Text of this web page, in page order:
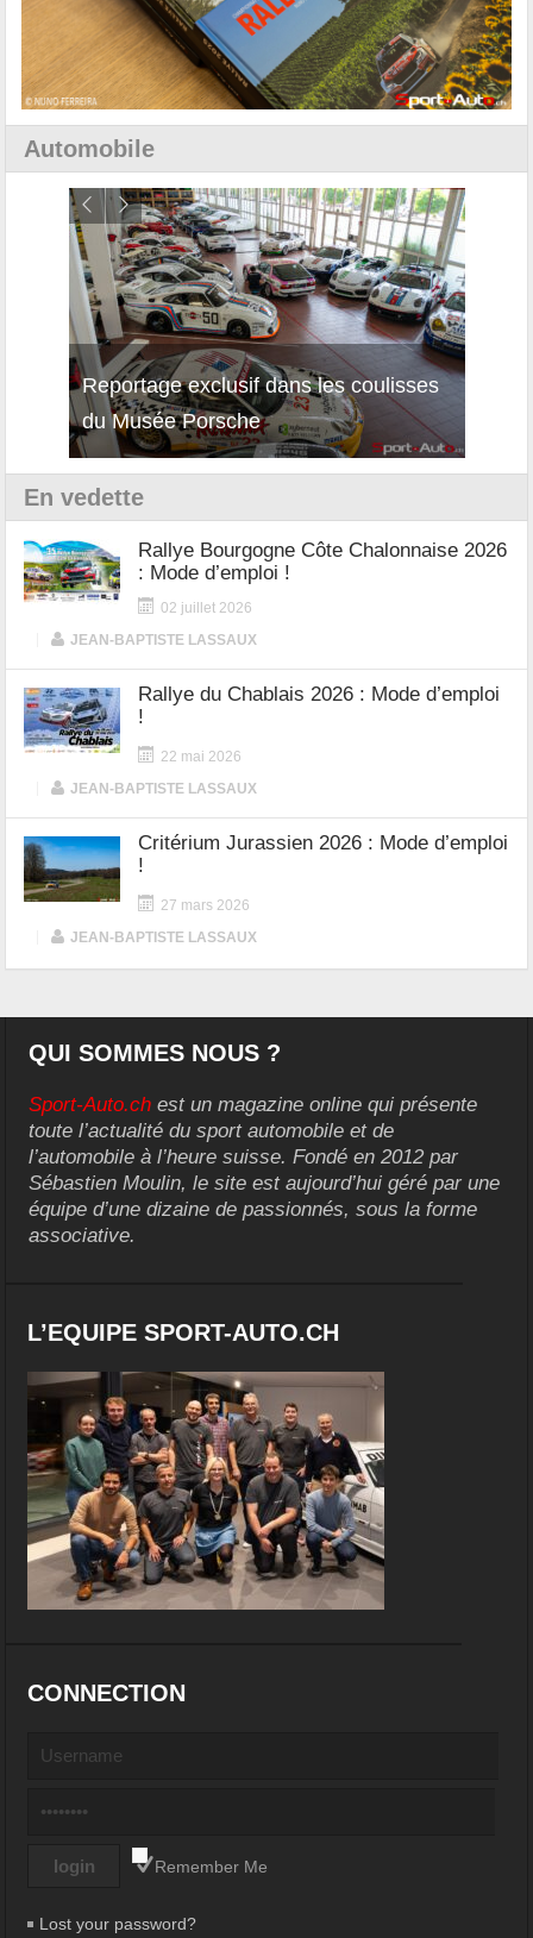
Automobile
Reportage exclusif dans les coulisses
du Musée Porsche
Découverte de la nouvelle Ferrari
12Cilindri Manuale
En vedette
Rallye Bourgogne Côte Chalonnaise 2026
: Mode d’emploi !
02 juillet 2026
JEAN-BAPTISTE LASSAUX
Rallye du Chablais 2026 : Mode d’emploi
!
22 mai 2026
JEAN-BAPTISTE LASSAUX
Critérium Jurassien 2026 : Mode d’emploi
!
27 mars 2026
JEAN-BAPTISTE LASSAUX
QUI SOMMES NOUS ?
Sport-Auto.ch est un magazine online qui présente
toute l’actualité du sport automobile et de
l’automobile à l’heure suisse. Fondé en 2012 par
Sébastien Moulin, le site est aujourd’hui géré par une
équipe d’une dizaine de passionnés, sous la forme
associative.
L’EQUIPE SPORT-AUTO.CH
CONNECTION
Remember Me
Lost your password?